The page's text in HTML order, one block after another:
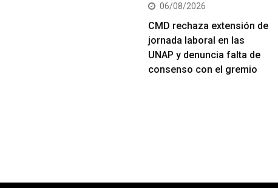
06/08/2026
CMD rechaza extensión de
jornada laboral en las
UNAP y denuncia falta de
consenso con el gremio